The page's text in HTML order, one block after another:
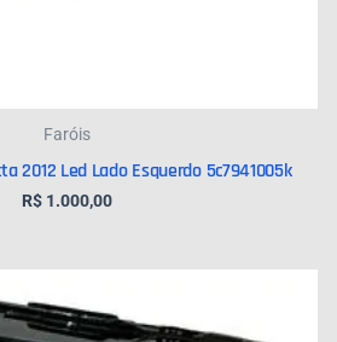
Faróis
2012 Led Lado Esquerdo 5c7941005k
R$1.000,00